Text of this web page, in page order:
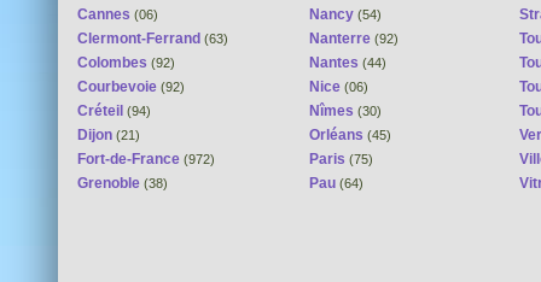
Cannes (06)
Clermont-Ferrand (63)
Colombes (92)
Courbevoie (92)
Créteil (94)
Dijon (21)
Fort-de-France (972)
Grenoble (38)
Nancy (54)
Nanterre (92)
Nantes (44)
Nice (06)
Nîmes (30)
Orléans (45)
Paris (75)
Pau (64)